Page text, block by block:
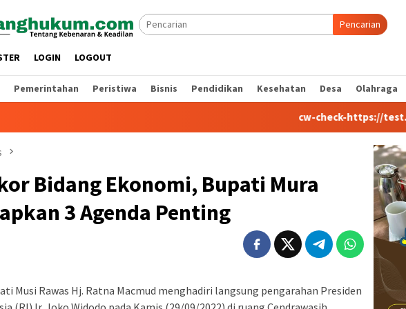
Pencarian
LOGIN LOGOUT
Pemerintahan Peristiwa Bisnis Pendidikan Kesehatan Desa Olahraga
cw-check-https://test.com/
Bidang Ekonomi, Bupati Mura
3 Agenda Penting
Musi Rawas Hj. Ratna Macmud menghadiri langsung pengarahan Presiden